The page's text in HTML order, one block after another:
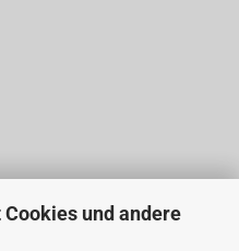
und andere